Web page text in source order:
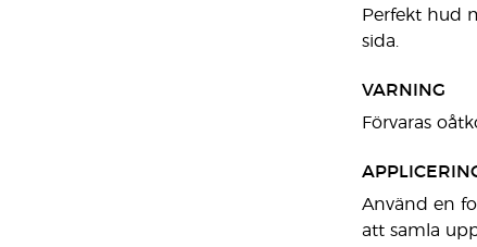
Perfekt hud
sida.
VARNING
Förvaras
Använd en
att samla